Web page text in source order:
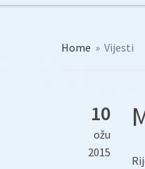
Home » Vijesti
10
ožu
2015